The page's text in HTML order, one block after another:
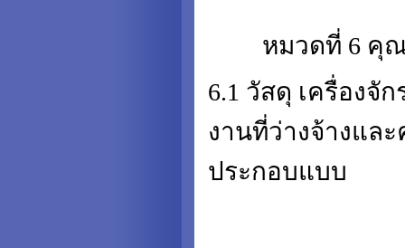
หมวดที่ 6 คุ
6.1 วัสดุ เครื่อง
งานที่ว่างจ้างแล
ประกอบแบบ